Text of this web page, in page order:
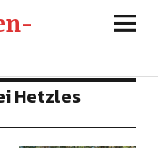
Hetzles